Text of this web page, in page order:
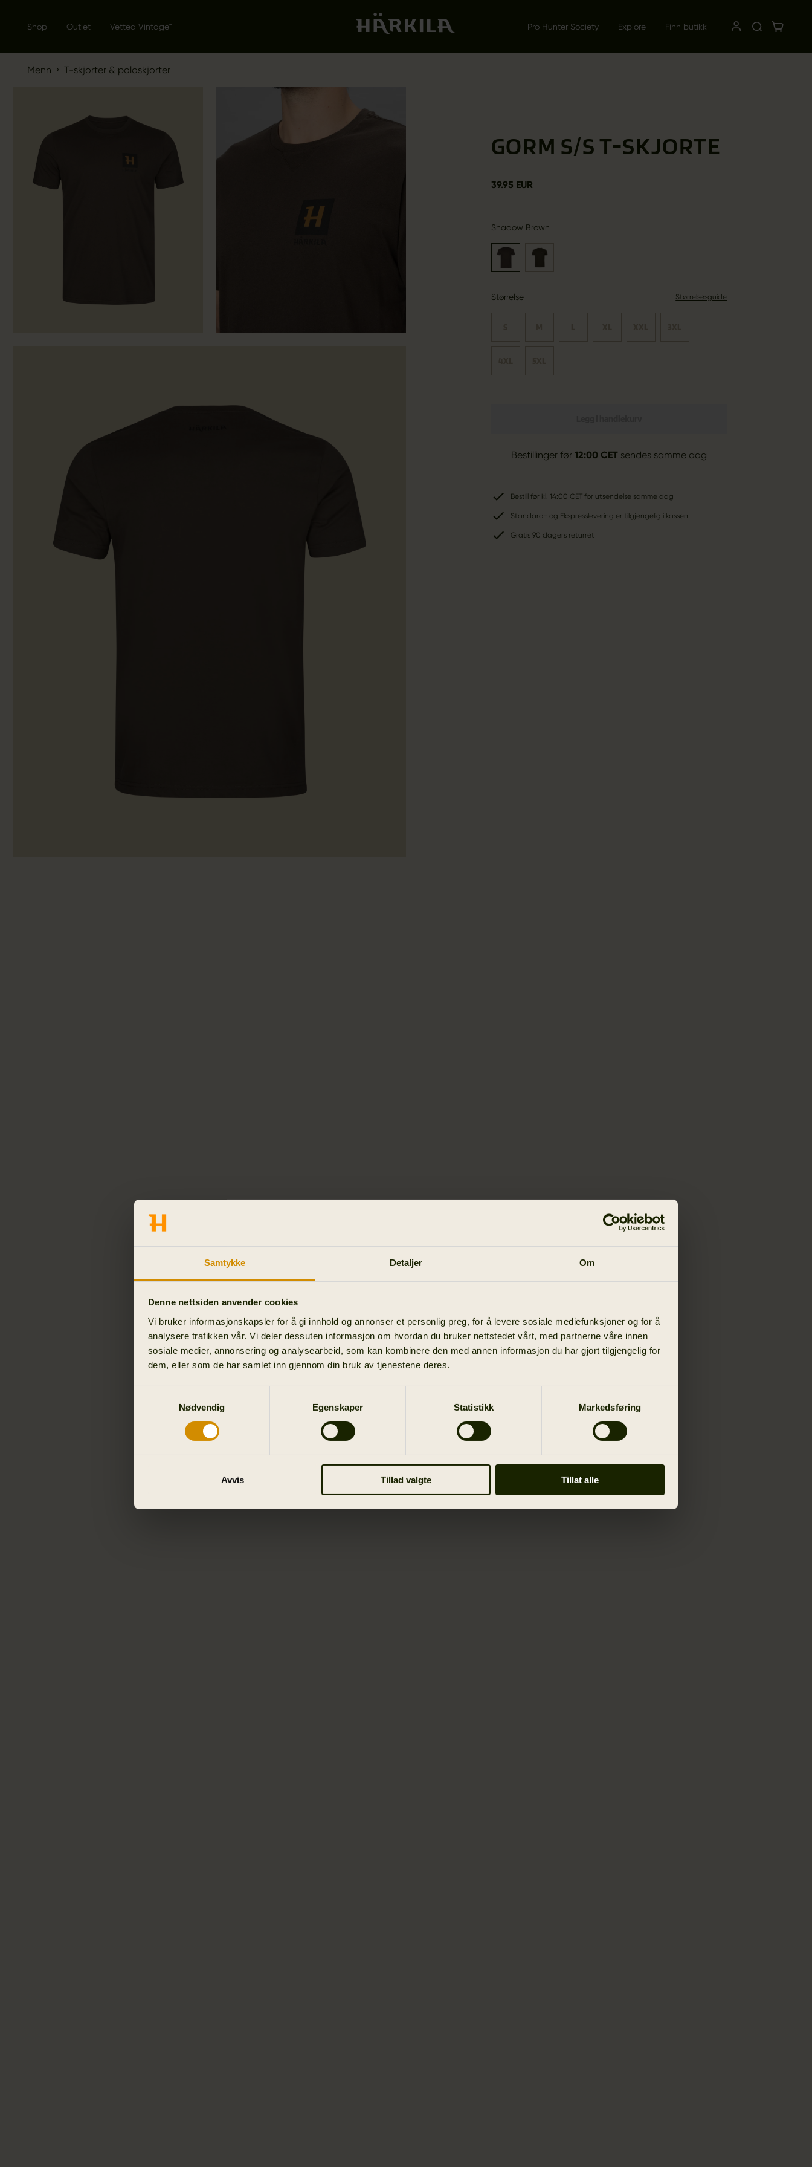
Samtykke Detaljer Om
Denne nettsiden anvender cookies
Vi bruker informasjonskapsler for å gi innhold og annonser et personlig preg, for å levere sosiale mediefunksjoner og for å
analysere trafikken vår. Vi deler dessuten informasjon om hvordan du bruker nettstedet vårt, med partnerne våre innen
sosiale medier, annonsering og analysearbeid, som kan kombinere den med annen informasjon du har gjort tilgjengelig for
dem, eller som de har samlet inn gjennom din bruk av tjenestene deres.
Nødvendig
Egenskaper Statistikk Markedsføring
Avvis Tillad valgte Tillat alle
Shop Outlet Vetted Vintage™ Pro Hunter Society Explore Finn butikk
Menn › T-skjorter & poloskjorter
GORM S/S T-SKJORTE
39.95 EUR
Shadow Brown
Størrelse Størrelsesguide
Bestillinger før 12:00 CET sendes samme dag
Bestill før kl. 14:00 CET for utsendelse samme dag
Standard- og Ekspresslevering er tilgjengelig i kassen
Gratis 90 dagers returret